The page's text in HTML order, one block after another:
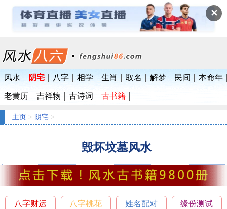
✕
风水 阴宅 八字 相学 生肖 取名 解梦 民间 本命年
老黄历 吉祥物 古诗词 古书籍
主页 > 阴宅 >
毁坏坟墓风水
八字财运 八字桃花 姓名配对 缘份测试